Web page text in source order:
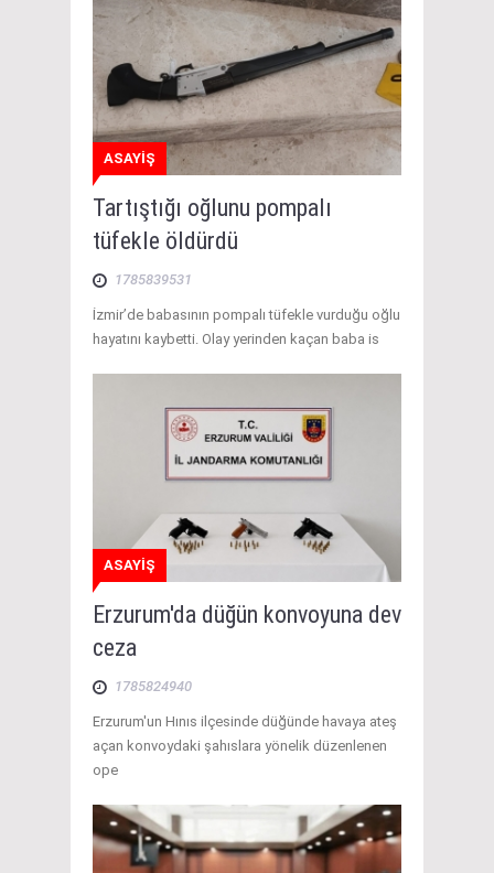
ASAYİŞ
Tartıştığı oğlunu pompalı
tüfekle öldürdü
1785839531
İzmir’de babasının pompalı tüfekle vurduğu oğlu
hayatını kaybetti. Olay yerinden kaçan baba is
ASAYİŞ
Erzurum'da düğün konvoyuna dev
ceza
1785824940
Erzurum'un Hınıs ilçesinde düğünde havaya ateş
açan konvoydaki şahıslara yönelik düzenlenen
ope